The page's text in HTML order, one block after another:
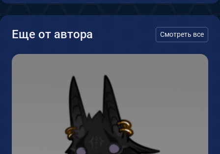
Еще от автора Смотреть все